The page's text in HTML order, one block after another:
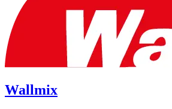
Wallmix